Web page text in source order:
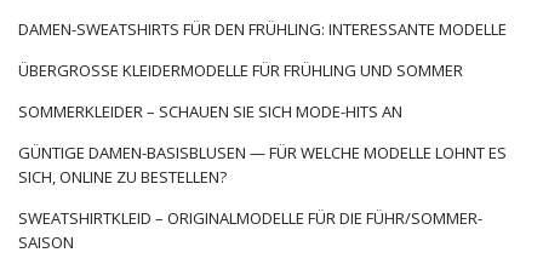
DAMEN-SWEATSHIRTS FÜR DEN FRÜHLING: INTERESSANTE MODELLE
ÜBERGROSSE KLEIDERMODELLE FÜR FRÜHLING UND SOMMER
SOMMERKLEIDER – SCHAUEN SIE SICH MODE-HITS AN
GÜNTIGE DAMEN-BASISBLUSEN — FÜR WELCHE MODELLE LOHNT ES
SICH, ONLINE ZU BESTELLEN?
SWEATSHIRTKLEID – ORIGINALMODELLE FÜR DIE FÜHR/SOMMER-
SAISON